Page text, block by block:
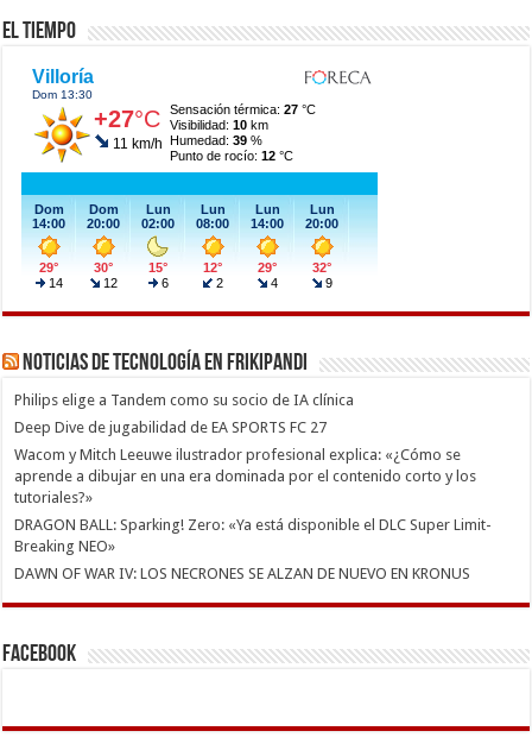
El Tiempo
Noticias de Tecnología en Frikipandi
Philips elige a Tandem como su socio de IA clínica
Deep Dive de jugabilidad de EA SPORTS FC 27
Wacom y Mitch Leeuwe ilustrador profesional explica: «¿Cómo se
aprende a dibujar en una era dominada por el contenido corto y los
tutoriales?»
DRAGON BALL: Sparking! Zero: «Ya está disponible el DLC Super Limit-
Breaking NEO»
DAWN OF WAR IV: LOS NECRONES SE ALZAN DE NUEVO EN KRONUS
Facebook